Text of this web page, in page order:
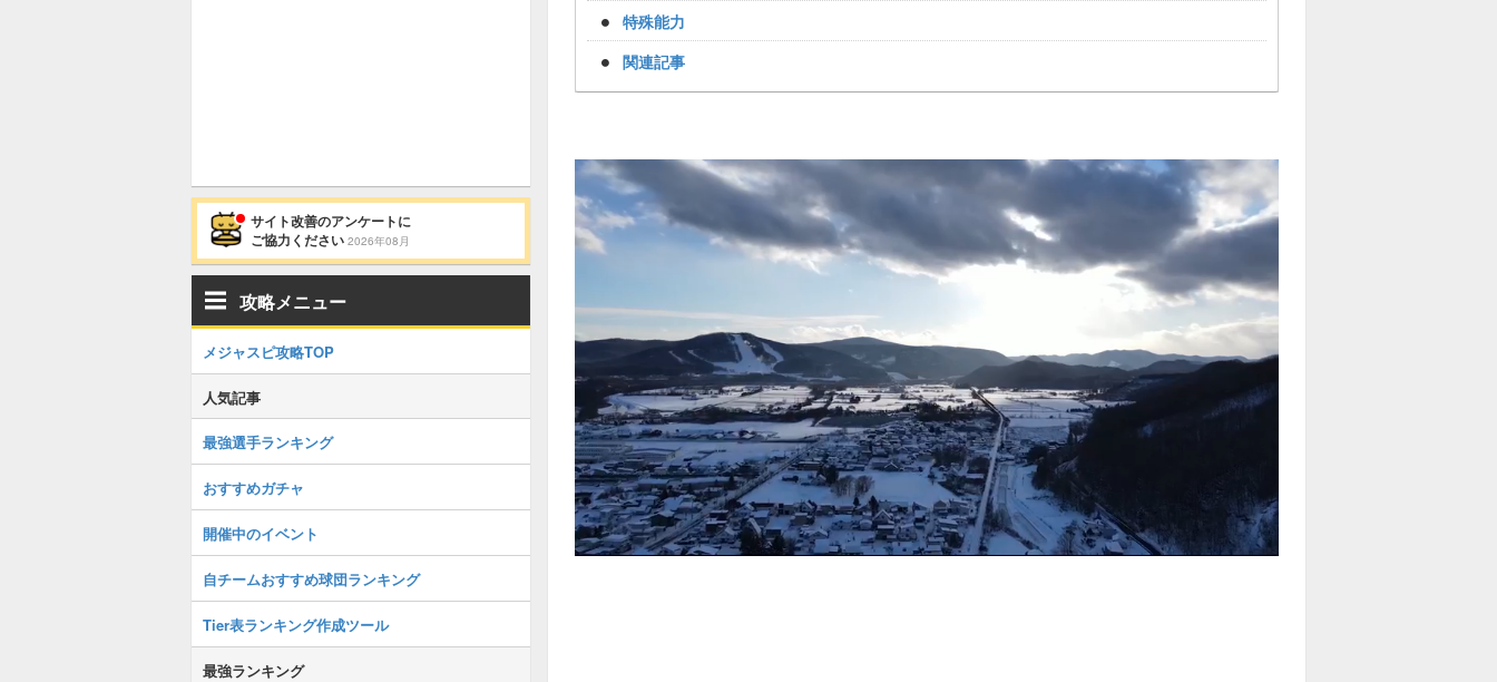
特殊能力
関連記事
サイト改善のアンケートに
ご協力ください 2026年08月
攻略メニュー
メジャスピ攻略TOP
人気記事
最強選手ランキング
おすすめガチャ
開催中のイベント
自チームおすすめ球団ランキング
Tier表ランキング作成ツール
最強ランキング